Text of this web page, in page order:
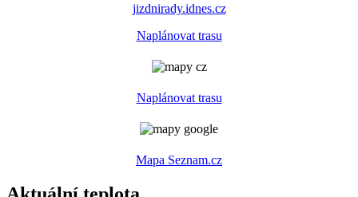
jizdnirady.idnes.cz
Naplánovat trasu
Naplánovat trasu
Mapa Seznam.cz